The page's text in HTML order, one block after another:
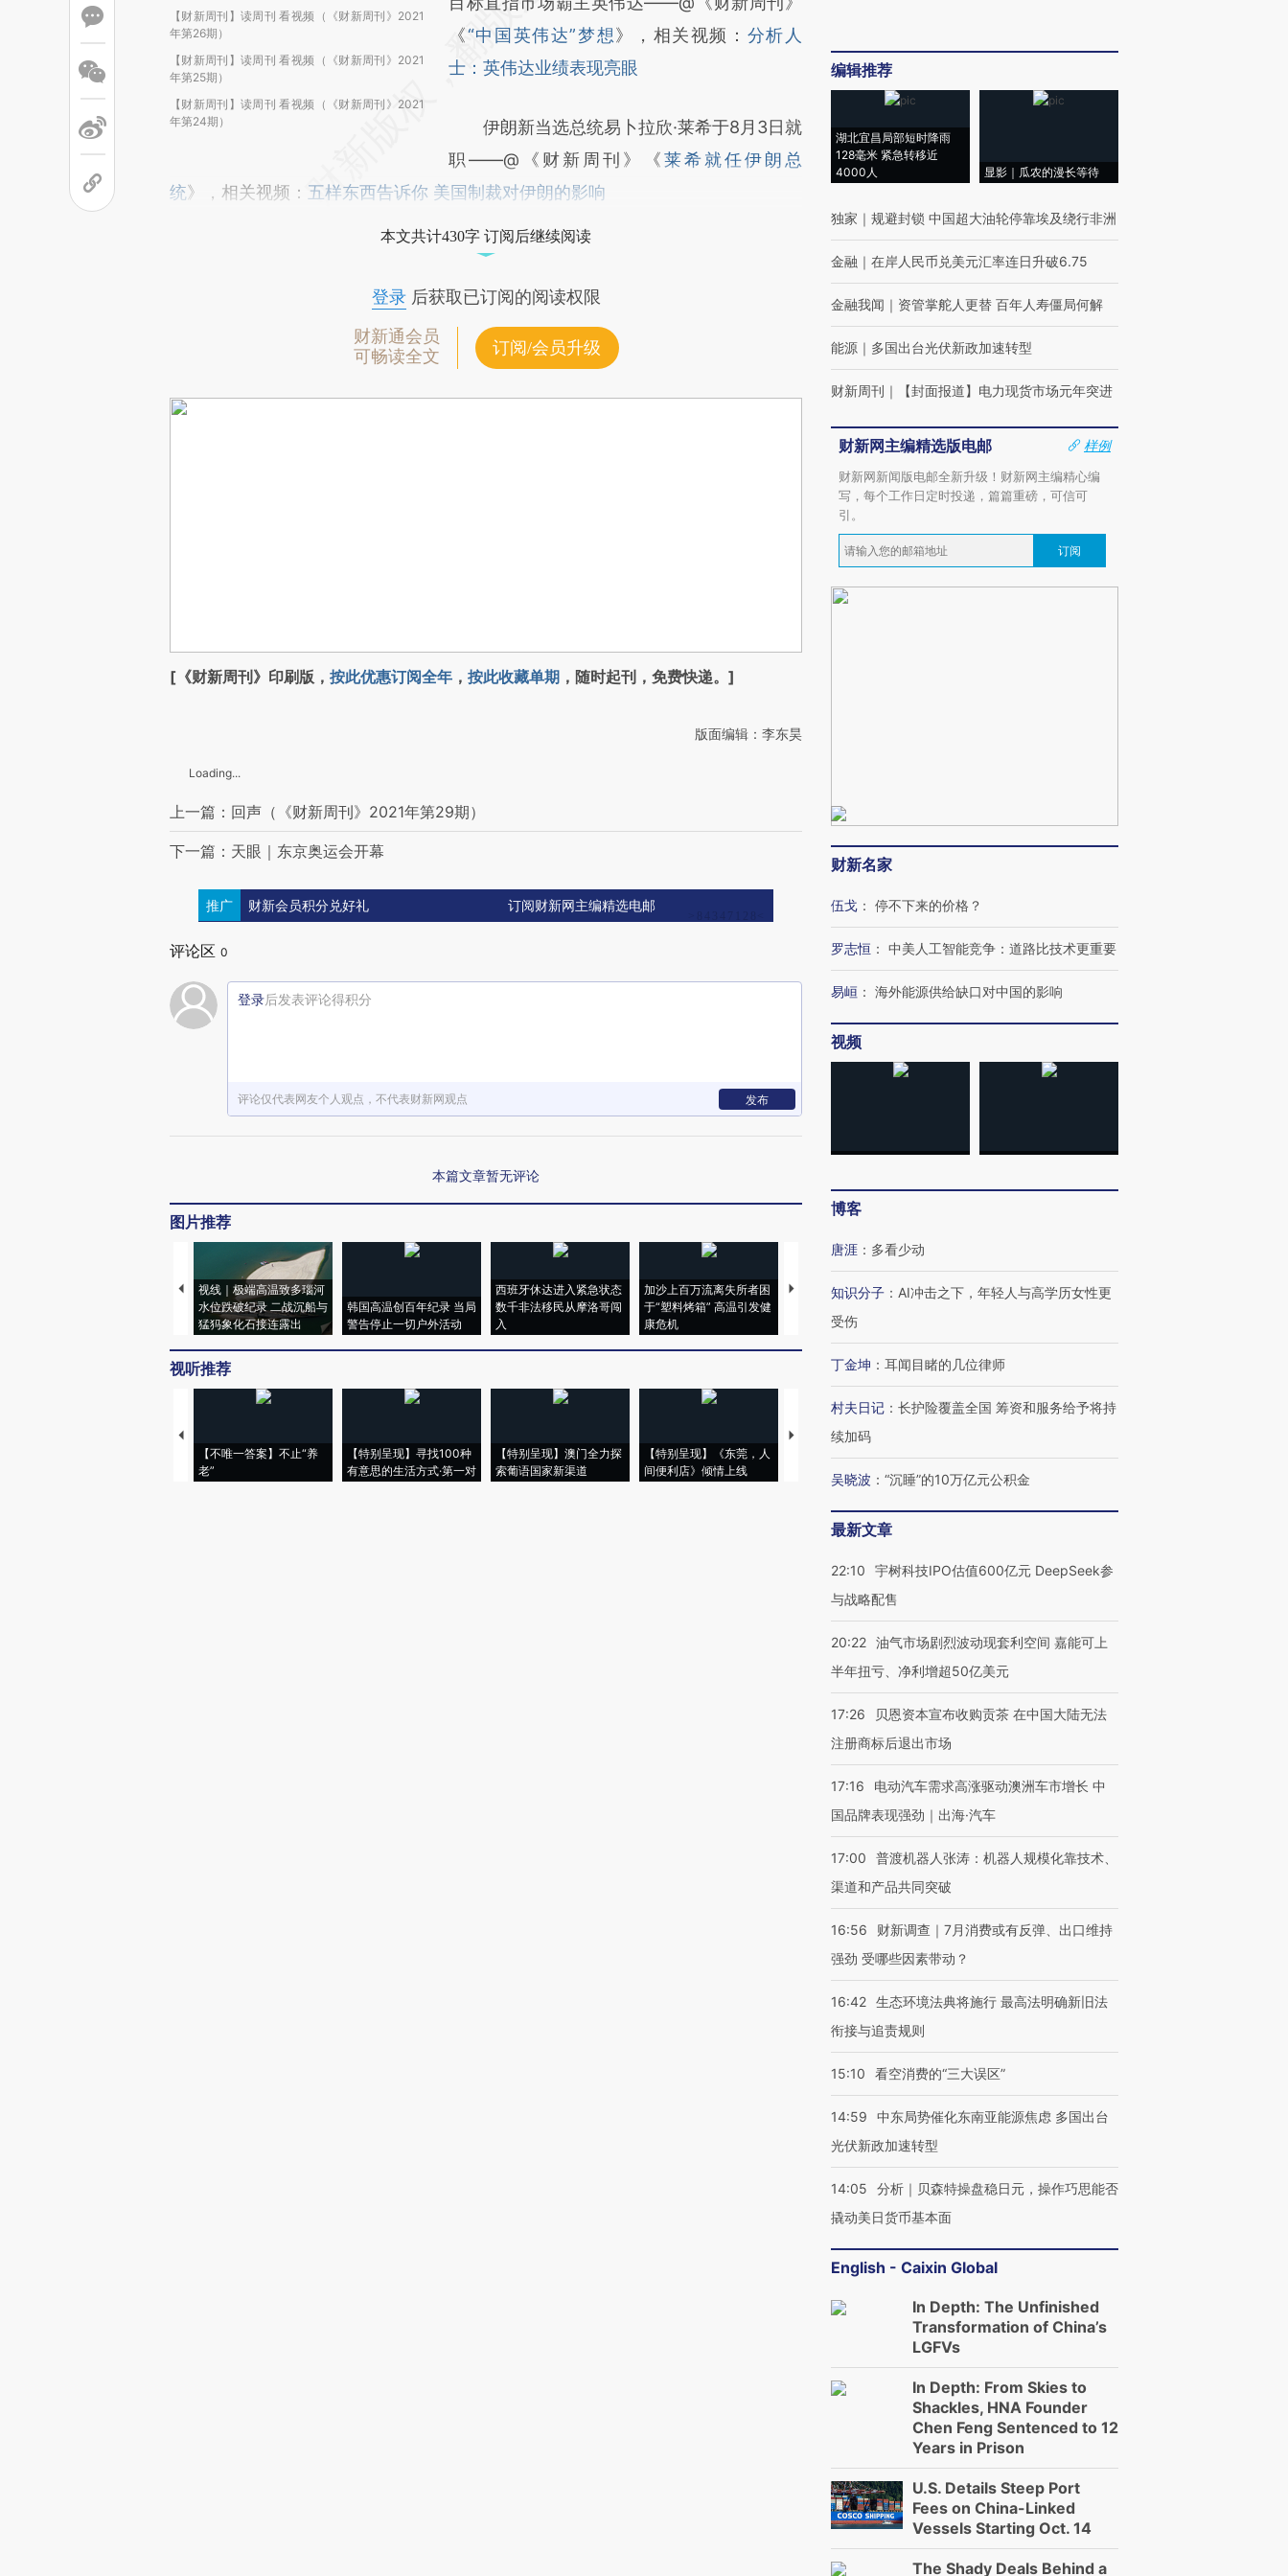
【财新周刊】读周刊 看视频（《财新周刊》2021
年第26期）
【财新周刊】读周刊 看视频（《财新周刊》2021
年第25期）
【财新周刊】读周刊 看视频（《财新周刊》2021
年第24期）
《“中国英伟达”梦想》，相关视频： 分析人
士：英伟达业绩表现亮眼
伊朗新当选总统易卜拉欣·莱希于8月3日就
职——@《财新周刊》《莱希就任伊朗总
统》，相关视频： 五样东西告诉你 美国制裁对伊朗的影响
本文共计430字 订阅后继续阅读
登录后获取已订阅的阅读权限
财新通会员
可畅读全文
订阅/会员升级
[《财新周刊》印刷版， 按此优惠订阅全年 ， 按此收藏单期 ，随时起刊，免费快递。]
版面编辑：李东昊
Loading...
上一篇：回声（《财新周刊》2021年第29期）
下一篇：天眼｜东京奥运会开幕
推广 财新会员积分兑好礼 订阅财新网主编精选电邮
评论区 0
登录后发表评论得积分
评论仅代表网友个人观点，不代表财新网观点 发布
本篇文章暂无评论
图片推荐
视线｜极端高温致多瑙河
水位跌破纪录 二战沉船与
猛犸象化石接连露出
韩国高温创百年纪录 当局
警告停止一切户外活动
西班牙休达进入紧急状态
数千非法移民从摩洛哥闯
入
加沙上百万流离失所者困
于“塑料烤箱” 高温引发健
康危机
视线｜HYROX的吸金
心“花钱找虐”？
马航飞行员跨国走私7万
视线｜被称为“蟑螂”的印
视听推荐
【不唯一答案】不止“养
老”
【特别呈现】寻找100种
有意思的生活方式·第一对
【特别呈现】澳门全力探
索葡语国家新渠道
【特别呈现】《东莞，人
间便利店》倾情上线
【推广】走进第四届链博
有意思的生活方式·第三对
编辑推荐
湖北宜昌局部短时降雨
128毫米 紧急转移近
4000人
显影｜瓜农的漫长等待
独家 ｜ 规避封锁 中国超大油轮停靠埃及绕行非洲
金融 ｜ 在岸人民币兑美元汇率连日升破6.75
金融我闻 ｜ 资管掌舵人更替 百年人寿僵局何解
能源 ｜ 多国出台光伏新政加速转型
财新周刊 ｜ 【封面报道】电力现货市场元年突进
财新网主编精选版电邮
样例
财新网新闻版电邮全新升级！财新网主编精心编
写，每个工作日定时投递，篇篇重磅，可信可
引。
订阅
财新名家
伍戈 ： 停不下来的价格？
罗志恒 ： 中美人工智能竞争：道路比技术更重要
易峘 ： 海外能源供给缺口对中国的影响
视频
博客
唐涯 ： 多看少动
知识分子 ： AI冲击之下，年轻人与高学历女性更
受伤
丁金坤 ： 耳闻目睹的几位律师
村夫日记 ： 长护险覆盖全国 筹资和服务给予将持
续加码
吴晓波 ： “沉睡”的10万亿元公积金
最新文章
22:10
宇树科技IPO估值600亿元 DeepSeek参
与战略配售
20:22 油气市场剧烈波动现套利空间 嘉能可上
半年扭亏、净利增超50亿美元
17:26
贝恩资本宣布收购贡茶 在中国大陆无法
注册商标后退出市场
17:16
电动汽车需求高涨驱动澳洲车市增长 中
国品牌表现强劲｜出海·汽车
17:00
普渡机器人张涛：机器人规模化靠技术、
渠道和产品共同突破
16:56
财新调查｜7月消费或有反弹、出口维持
强劲 受哪些因素带动？
16:42 生态环境法典将施行 最高法明确新旧法
衔接与追责规则
15:10 看空消费的“三大误区”
14:59
中东局势催化东南亚能源焦虑 多国出台
光伏新政加速转型
14:05
分析｜贝森特操盘稳日元，操作巧思能否
撬动美日货币基本面
English - Caixin Global
In Depth: The Unfinished
Transformation of China’s
LGFVs
In Depth: From Skies to
Shackles, HNA Founder
Chen Feng Sentenced to 12
Years in Prison
U.S. Details Steep Port
Fees on China-Linked
Vessels Starting Oct. 14
The Shady Deals Behind a